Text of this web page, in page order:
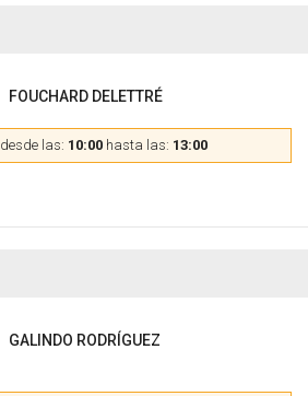
FOUCHARD DELETTRÉ
desde las: 10:00 hasta las: 13:00
GALINDO RODRÍGUEZ